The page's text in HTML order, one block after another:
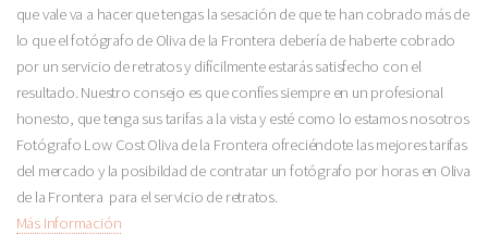
que vale va a hacer que tengas la sesación de que te han cobrado más de
lo que el fotógrafo de Oliva de la Frontera debería de haberte cobrado
por un servicio de retratos y difícilmente estarás satisfecho con el
resultado. Nuestro consejo es que confíes siempre en un profesional
honesto, que tenga sus tarifas a la vista y esté como lo estamos nosotros
Fotógrafo Low Cost Oliva de la Frontera ofreciéndote las mejores tarifas
del mercado y la posibildad de contratar un fotógrafo por horas en Oliva
de la Frontera para el servicio de retratos.
Más Información